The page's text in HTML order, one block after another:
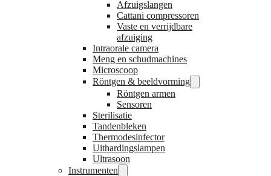
Afzuigslangen
Cattani compressoren
Vaste en verrijdbare
afzuiging
Intraorale camera
Meng en schudmachines
Microscoop
Röntgen & beeldvorming
Röntgen armen
Sensoren
Sterilisatie
Tandenbleken
Thermodesinfector
Uithardingslampen
Ultrasoon
Instrumenten